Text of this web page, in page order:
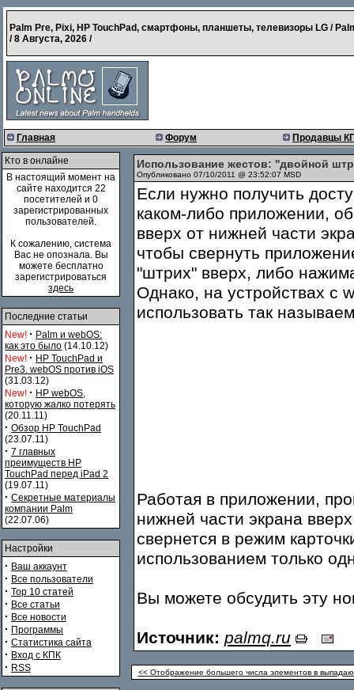
Palm Pre, Pixi, HP TouchPad, смартфоны, планшеты, телевизоры LG /
/8 Августа, 2026 /
Главная Форум Продавцы
Кто в онлайне
В настоящий момент на
сайте находится 22
посетителей и 0
зарегистрированных
пользователей.
К сожалению, система
Вас не опознала. Вы
можете бесплатно
зарегистрироваться
здесь
Последние статьи
New! · Palm и webOS:
как это было (14.10.12)
New! · HP TouchPad и
Pre3. webOS против iOS
(31.03.12)
New! · HP webOS,
которую жалко потерять
(20.11.11)
· Обзор HP TouchPad
(23.07.11)
· 7 главных
преимуществ HP
TouchPad перед iPad 2
(19.07.11)
· Секретные материалы
компании Palm
(22.07.06)
Настройки
· Ваш аккаунт
· Все пользователи
· Top 10 статей
· Все статьи
· Все новости
· Программы
· Статистика сайта
· Вход с КПК
· RSS
Использование жестов: ''двойной
Опубликовано 07/10/2011 @ 23:52:07 MSD
Если нужно получить
каком-либо приложении,
вверх от нижней части
чтобы свернуть
"штрих" вверх, либо
Однако, на устройствах с
использовать так
Работая в приложении,
нижней части экрана
свернется в режим
использованием только
Вы можете обсудить эту
Источник: palmq.ru
<< Отображение большего числа элементов в